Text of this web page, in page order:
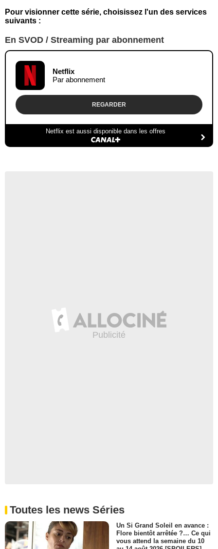
Pour visionner cette série, choisissez l'un des services
suivants :
En SVOD / Streaming par abonnement
Netflix
Par abonnement
REGARDER
Netflix est aussi disponible dans les offres
Toutes les news Séries
Un Si Grand Soleil en avance :
Flore bientôt arrêtée ?… Ce qui
vous attend la semaine du 10